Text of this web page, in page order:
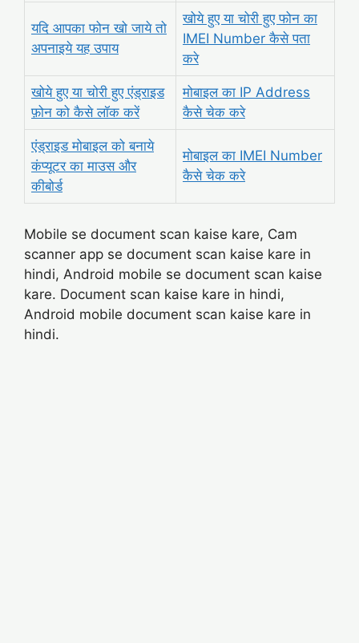
यदि आपका फोन खो जाये तो
अपनाइये यह उपाय
खोये हुए या चोरी हुए फोन का
IMEI Number कैसे पता
करे
खोये हुए या चोरी हुए एंड्राइड
फ़ोन को कैसे लॉक करें
मोबाइल का IP Address
कैसे चेक करे
एंड्राइड मोबाइल को बनाये
कंप्यूटर का माउस और
कीबोर्ड
मोबाइल का IMEI Number
कैसे चेक करे
Mobile se document scan kaise kare, Cam
scanner app se document scan kaise kare in
hindi, Android mobile se document scan kaise
kare. Document scan kaise kare in hindi,
Android mobile document scan kaise kare in
hindi.